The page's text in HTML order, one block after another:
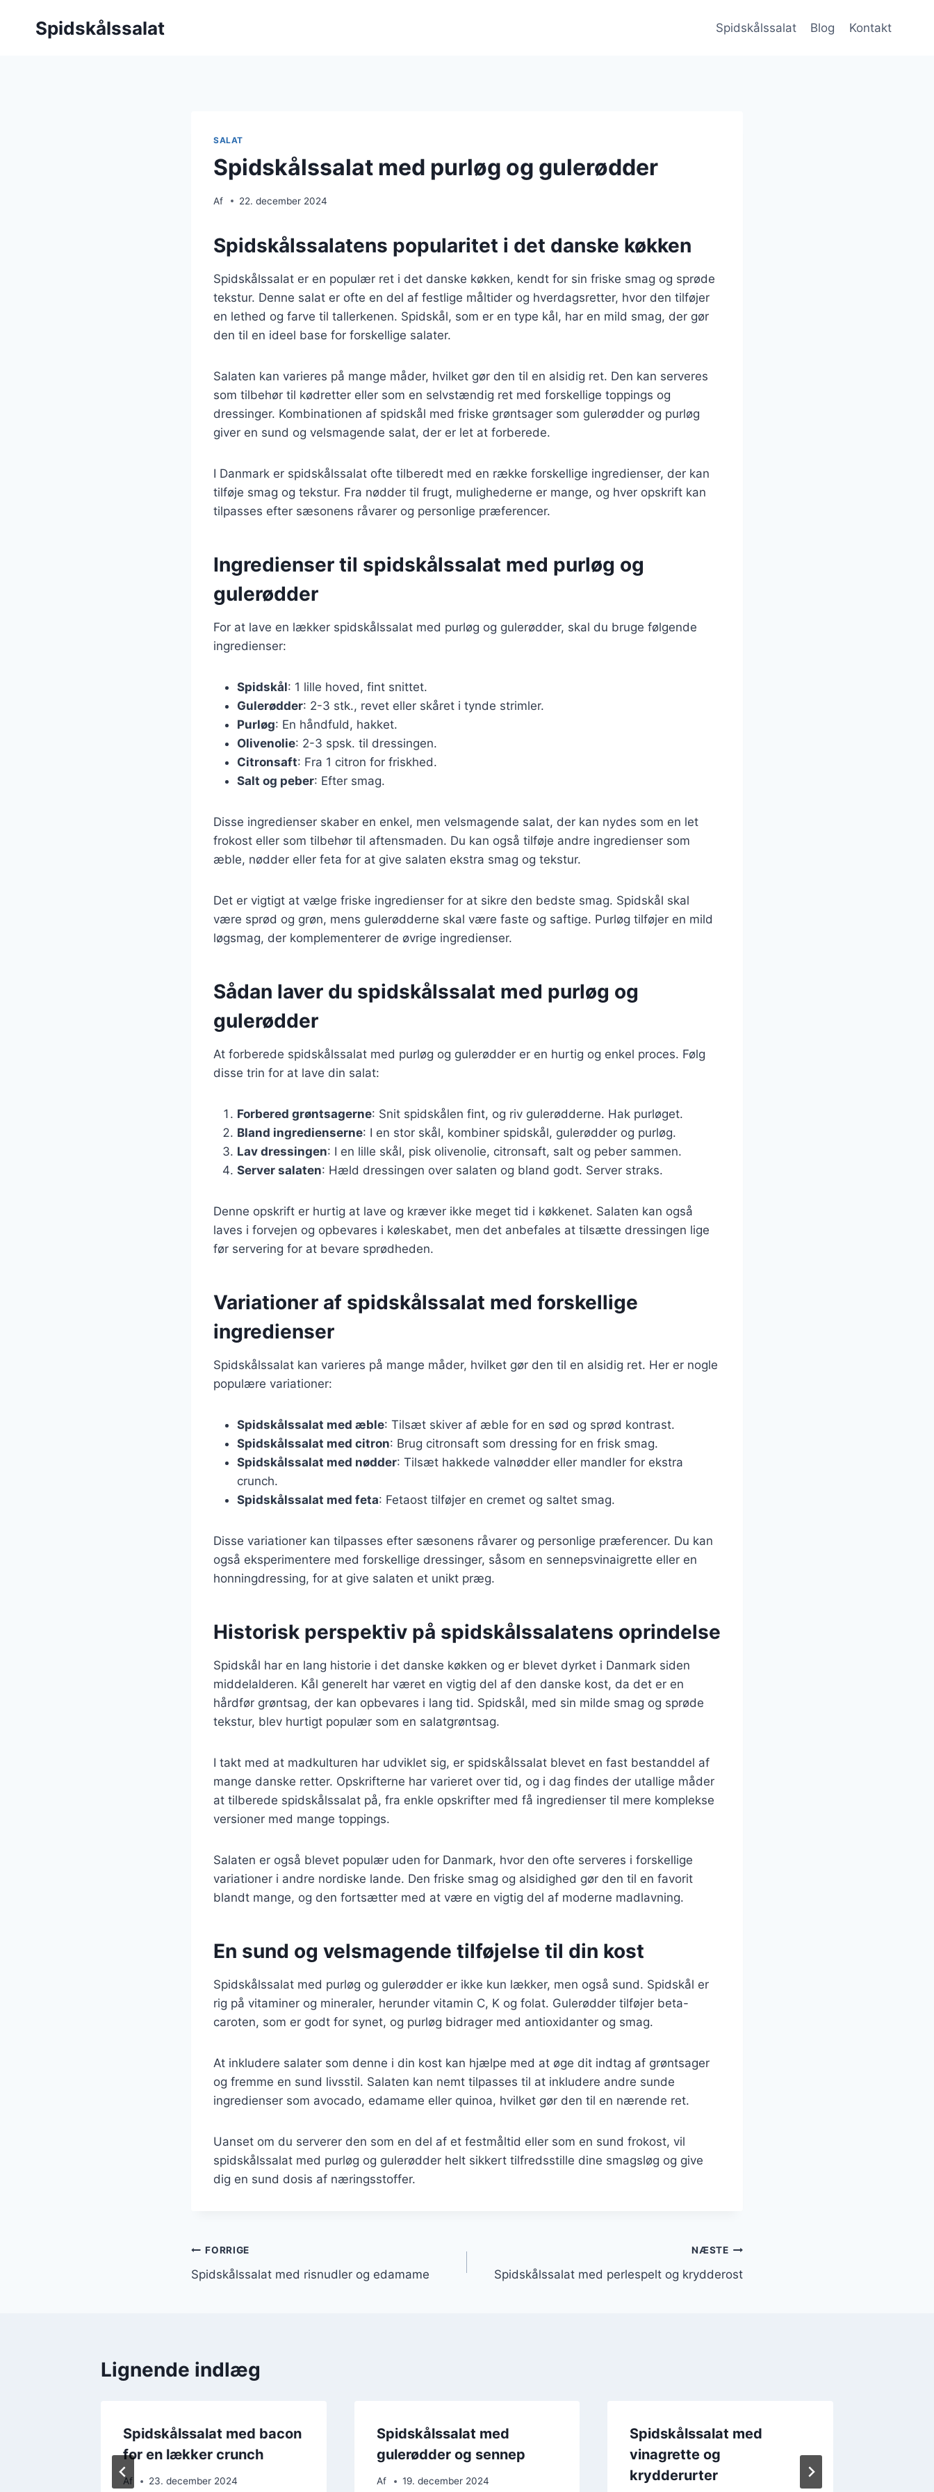
Spidskålssalat Spidskålssalat Blog Kontakt
SALAT
Spidskålssalat med purløg og gulerødder
Af 22. december 2024
Spidskålssalatens popularitet i det danske køkken
Spidskålssalat er en populær ret i det danske køkken, kendt for sin friske smag og sprøde
tekstur. Denne salat er ofte en del af festlige måltider og hverdagsretter, hvor den tilføjer
en lethed og farve til tallerkenen. Spidskål, som er en type kål, har en mild smag, der gør
den til en ideel base for forskellige salater.
Salaten kan varieres på mange måder, hvilket gør den til en alsidig ret. Den kan serveres
som tilbehør til kødretter eller som en selvstændig ret med forskellige toppings og
dressinger. Kombinationen af spidskål med friske grøntsager som gulerødder og purløg
giver en sund og velsmagende salat, der er let at forberede.
I Danmark er spidskålssalat ofte tilberedt med en række forskellige ingredienser, der kan
tilføje smag og tekstur. Fra nødder til frugt, mulighederne er mange, og hver opskrift kan
tilpasses efter sæsonens råvarer og personlige præferencer.
Ingredienser til spidskålssalat med purløg og
gulerødder
For at lave en lækker spidskålssalat med purløg og gulerødder, skal du bruge følgende
ingredienser:
Spidskål: 1 lille hoved, fint snittet.
Gulerødder: 2-3 stk., revet eller skåret i tynde strimler.
Purløg: En håndfuld, hakket.
Olivenolie: 2-3 spsk. til dressingen.
Citronsaft: Fra 1 citron for friskhed.
Salt og peber: Efter smag.
Disse ingredienser skaber en enkel, men velsmagende salat, der kan nydes som en let
frokost eller som tilbehør til aftensmaden. Du kan også tilføje andre ingredienser som
æble, nødder eller feta for at give salaten ekstra smag og tekstur.
Det er vigtigt at vælge friske ingredienser for at sikre den bedste smag. Spidskål skal
være sprød og grøn, mens gulerødderne skal være faste og saftige. Purløg tilføjer en mild
løgsmag, der komplementerer de øvrige ingredienser.
Sådan laver du spidskålssalat med purløg og
gulerødder
At forberede spidskålssalat med purløg og gulerødder er en hurtig og enkel proces. Følg
disse trin for at lave din salat:
Forbered grøntsagerne: Snit spidskålen fint, og riv gulerødderne. Hak purløget.
Bland ingredienserne: I en stor skål, kombiner spidskål, gulerødder og purløg.
Lav dressingen: I en lille skål, pisk olivenolie, citronsaft, salt og peber sammen.
Server salaten: Hæld dressingen over salaten og bland godt. Server straks.
Denne opskrift er hurtig at lave og kræver ikke meget tid i køkkenet. Salaten kan også
laves i forvejen og opbevares i køleskabet, men det anbefales at tilsætte dressingen lige
før servering for at bevare sprødheden.
Variationer af spidskålssalat med forskellige
ingredienser
Spidskålssalat kan varieres på mange måder, hvilket gør den til en alsidig ret. Her er nogle
populære variationer:
Spidskålssalat med æble: Tilsæt skiver af æble for en sød og sprød kontrast.
Spidskålssalat med citron: Brug citronsaft som dressing for en frisk smag.
Spidskålssalat med nødder: Tilsæt hakkede valnødder eller mandler for ekstra
crunch.
Spidskålssalat med feta: Fetaost tilføjer en cremet og saltet smag.
Disse variationer kan tilpasses efter sæsonens råvarer og personlige præferencer. Du kan
også eksperimentere med forskellige dressinger, såsom en sennepsvinaigrette eller en
honningdressing, for at give salaten et unikt præg.
Historisk perspektiv på spidskålssalatens oprindelse
Spidskål har en lang historie i det danske køkken og er blevet dyrket i Danmark siden
middelalderen. Kål generelt har været en vigtig del af den danske kost, da det er en
hårdfør grøntsag, der kan opbevares i lang tid. Spidskål, med sin milde smag og sprøde
tekstur, blev hurtigt populær som en salatgrøntsag.
I takt med at madkulturen har udviklet sig, er spidskålssalat blevet en fast bestanddel af
mange danske retter. Opskrifterne har varieret over tid, og i dag findes der utallige måder
at tilberede spidskålssalat på, fra enkle opskrifter med få ingredienser til mere komplekse
versioner med mange toppings.
Salaten er også blevet populær uden for Danmark, hvor den ofte serveres i forskellige
variationer i andre nordiske lande. Den friske smag og alsidighed gør den til en favorit
blandt mange, og den fortsætter med at være en vigtig del af moderne madlavning.
En sund og velsmagende tilføjelse til din kost
Spidskålssalat med purløg og gulerødder er ikke kun lækker, men også sund. Spidskål er
rig på vitaminer og mineraler, herunder vitamin C, K og folat. Gulerødder tilføjer beta-
caroten, som er godt for synet, og purløg bidrager med antioxidanter og smag.
At inkludere salater som denne i din kost kan hjælpe med at øge dit indtag af grøntsager
og fremme en sund livsstil. Salaten kan nemt tilpasses til at inkludere andre sunde
ingredienser som avocado, edamame eller quinoa, hvilket gør den til en nærende ret.
Uanset om du serverer den som en del af et festmåltid eller som en sund frokost, vil
spidskålssalat med purløg og gulerødder helt sikkert tilfredsstille dine smagsløg og give
dig en sund dosis af næringsstoffer.
Indlægsnavigation
FORRIGE
Spidskålssalat med risnudler og edamame
NÆSTE
Spidskålssalat med perlespelt og krydderost
Lignende indlæg
Spidskålssalat med bacon
for en lækker crunch
Af 23. december 2024
Spidskålssalat med
gulerødder og sennep
Af 19. december 2024
Spidskålssalat med
vinagrette og
krydderurter